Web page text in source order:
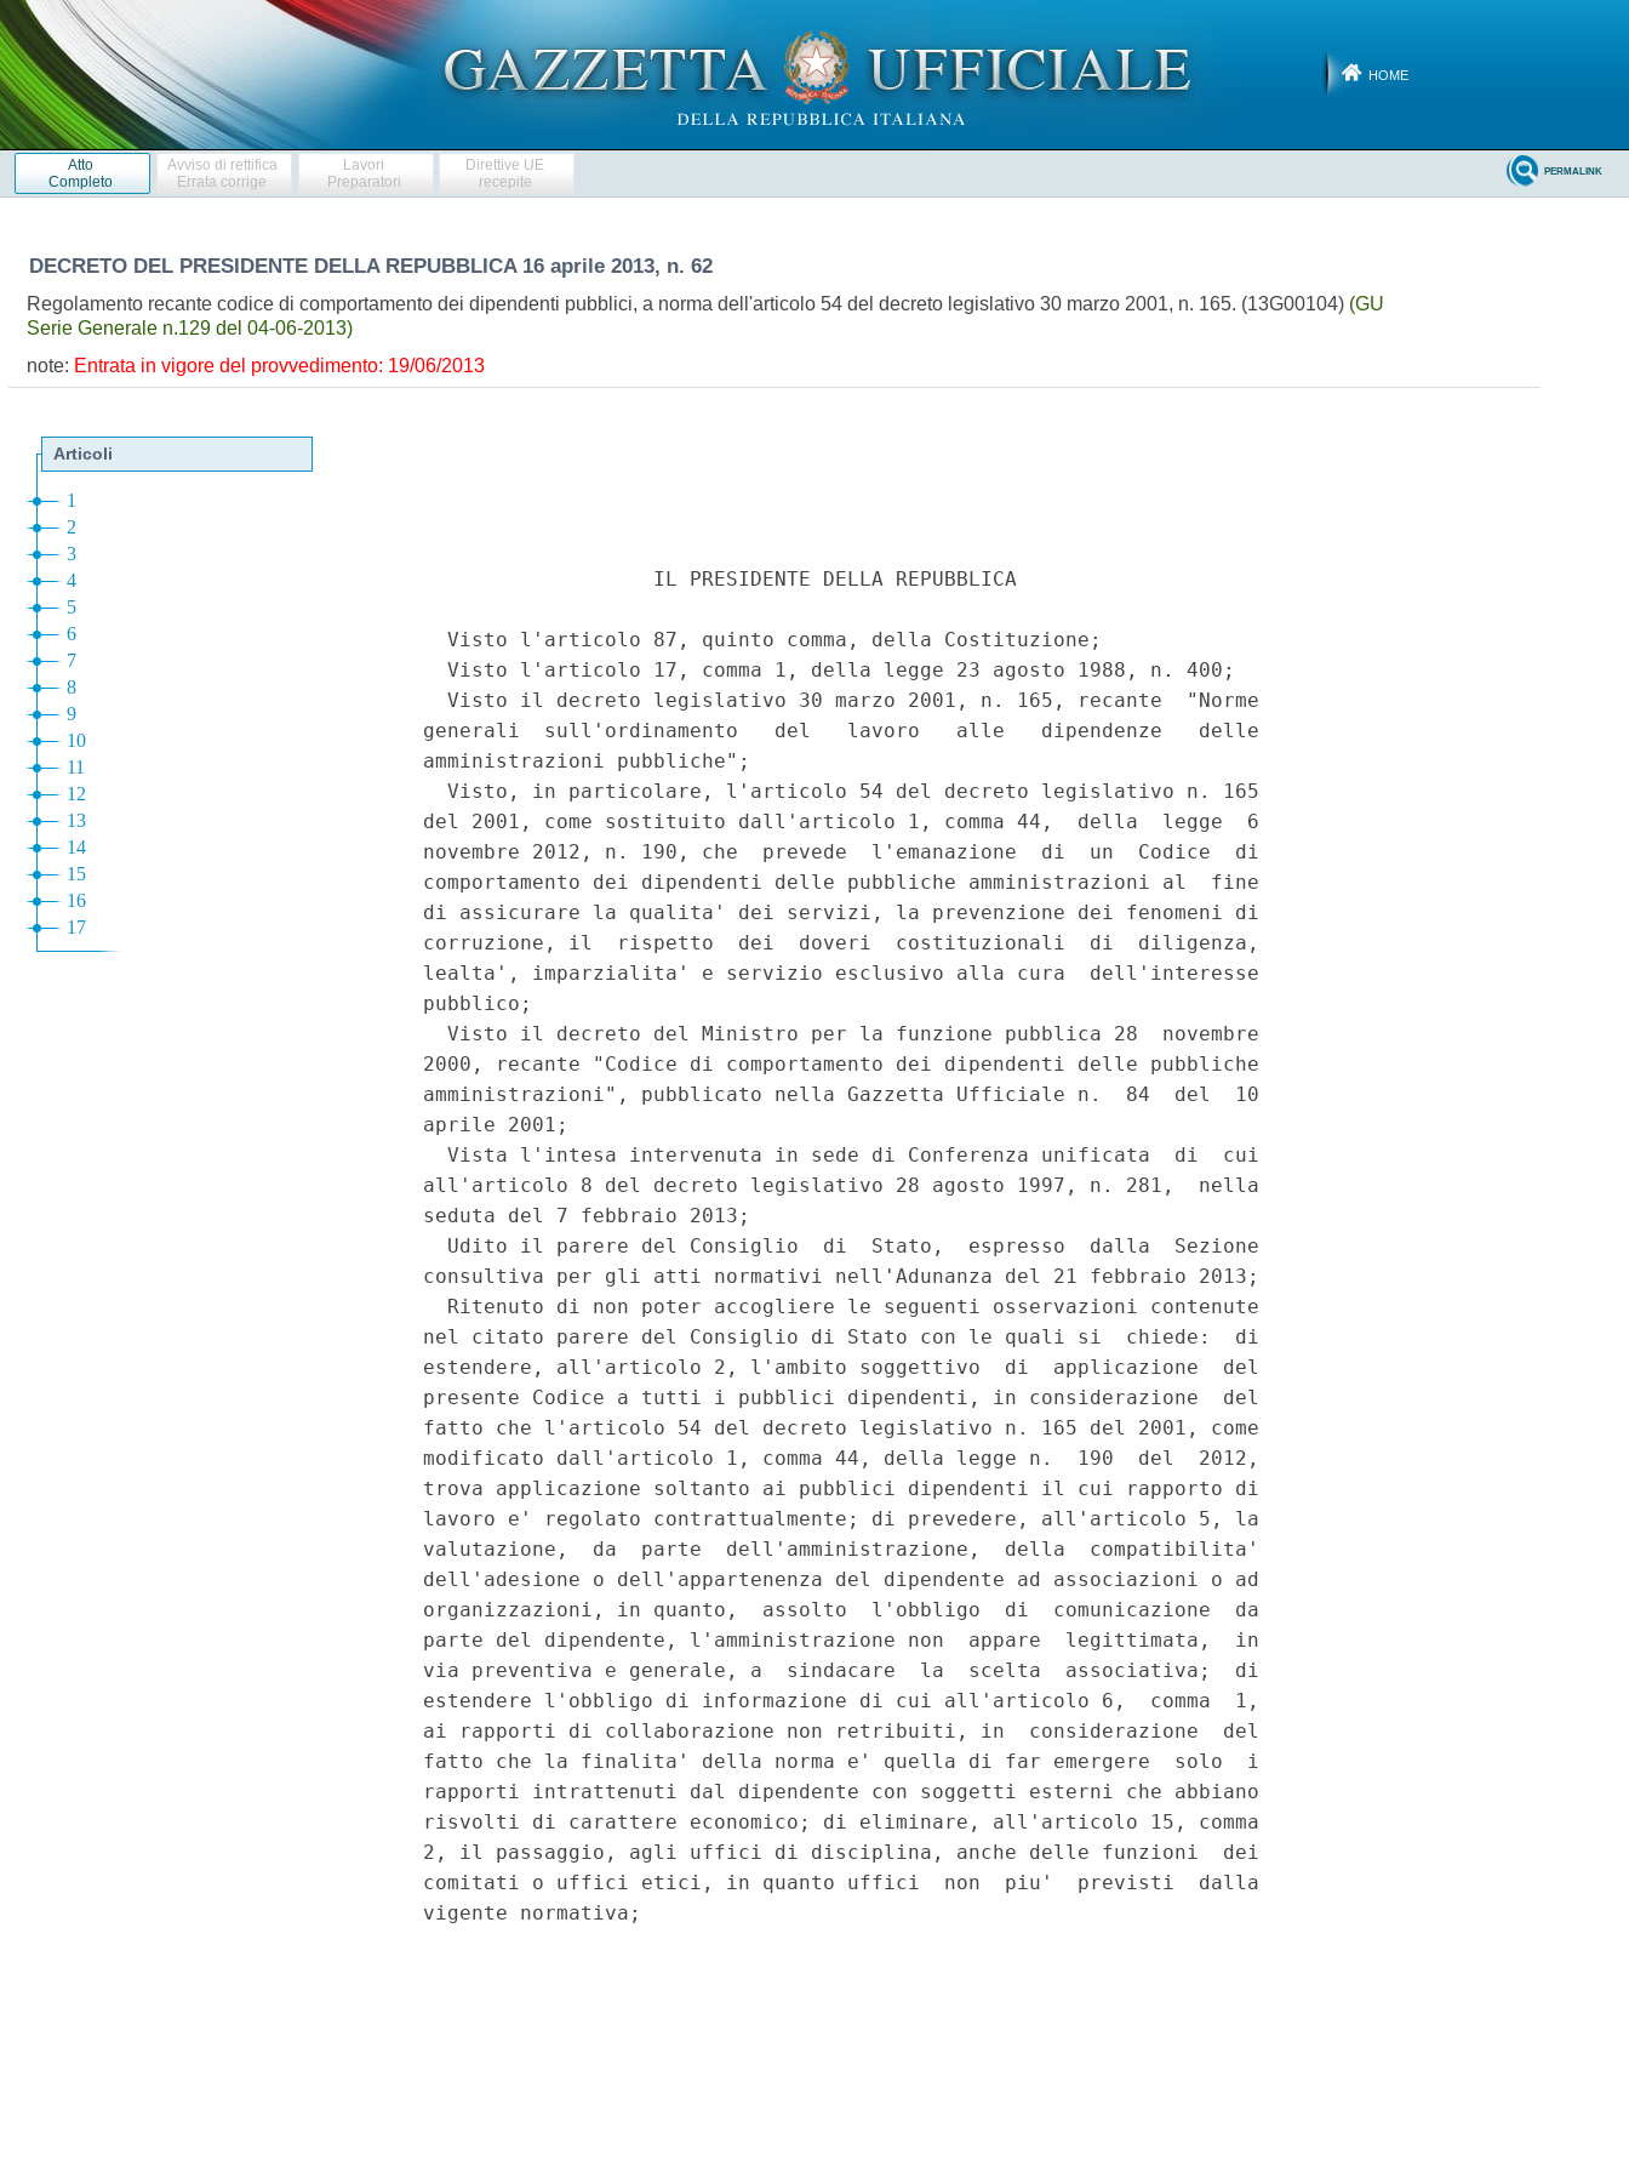
HOME
Atto
Completo
Avviso di rettifica
Errata corrige
Lavori
Preparatori
Direttive UE
recepite
PERMALINK
DECRETO DEL PRESIDENTE DELLA REPUBBLICA 16 aprile 2013, n. 62
Regolamento recante codice di comportamento dei dipendenti pubblici, a norma dell'articolo 54 del decreto legislativo 30 marzo 2001, n. 165. (13G00104) (GU
Serie Generale n.129 del 04-06-2013)
note: Entrata in vigore del provvedimento: 19/06/2013